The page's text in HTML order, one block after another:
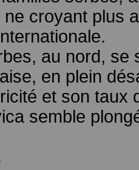
croyant plus
au nord, se
en plein
et son taux
semble